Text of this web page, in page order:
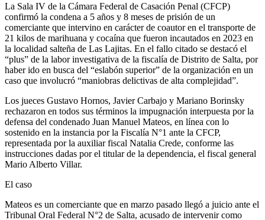
La Sala IV de la Cámara Federal de Casación Penal (CFCP)
confirmó la condena a 5 años y 8 meses de prisión de un
comerciante que intervino en carácter de coautor en el transporte de
21 kilos de marihuana y cocaína que fueron incautados en 2023 en
la localidad salteña de Las Lajitas. En el fallo citado se destacó el
“plus” de la labor investigativa de la fiscalía de Distrito de Salta, por
haber ido en busca del “eslabón superior” de la organización en un
caso que involucró “maniobras delictivas de alta complejidad”.
Los jueces Gustavo Hornos, Javier Carbajo y Mariano Borinsky
rechazaron en todos sus términos la impugnación interpuesta por la
defensa del condenado Juan Manuel Mateos, en línea con lo
sostenido en la instancia por la Fiscalía N°1 ante la CFCP,
representada por la auxiliar fiscal Natalia Crede, conforme las
instrucciones dadas por el titular de la dependencia, el fiscal general
Mario Alberto Villar.
El caso
Mateos es un comerciante que en marzo pasado llegó a juicio ante el
Tribunal Oral Federal N°2 de Salta, acusado de intervenir como